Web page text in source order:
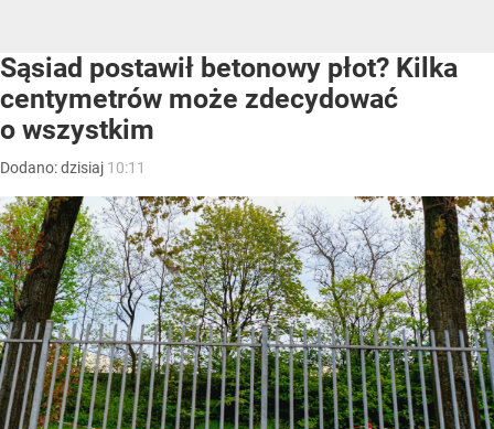
Sąsiad postawił betonowy płot? Kilka
centymetrów może zdecydować
o wszystkim
Dodano:dzisiaj 10:11